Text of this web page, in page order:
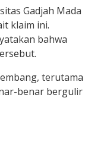
Gadjah Mada
klaim ini.
bahwa
terutama
benar bergulir